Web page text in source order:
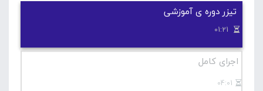
آموزش مقدماتی گیتار
تیزر دوره ی آموزشی
اجرای کامل
04:01